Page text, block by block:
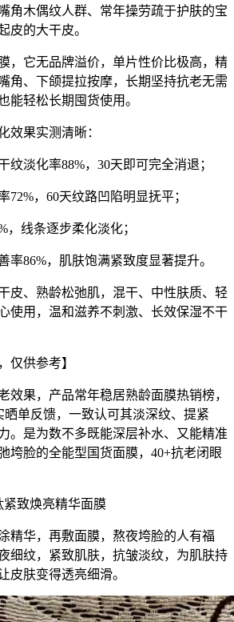
角木偶纹人群、常年操劳疏于护肤的宝
皮的大干皮。
，它无品牌溢价，单片性价比极高，精
角、下颌提拉按摩，长期坚持抗老无需
能轻松长期囤货使用。
效果实测清晰：
纹淡化率88%，30天即可完全消退；
72%，60天纹路凹陷明显抚平；
，线条逐步柔化淡化；
率86%，肌肤饱满紧致度显著提升。
皮、熟龄松弛肌，混干、中性肤质、轻
使用，温和滋养不刺激、长效保湿不干
仅供参考】
效果，产品常年稳居熟龄面膜热销榜，
晒单反馈，一致认可其淡深纹、提紧
。是为数不多既能深层补水、又能精准
垮脸的全能型国货面膜，40+抗老闭眼
致焕亮精华面膜
精华，再敷面膜，熬夜垮脸的人有福
细纹，紧致肌肤，抗皱淡纹，为肌肤持
皮肤变得透亮细滑。